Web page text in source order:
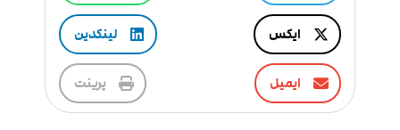
ایکس لینکدین
ایمیل پرینت